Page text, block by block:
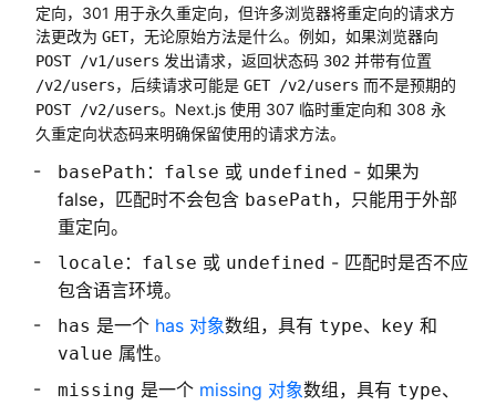
定向，301 用于永久重定向，但许多浏览器将重定向的请求方
法更改为 GET，无论原始方法是什么。例如，如果浏览器向
POST /v1/users 发出请求，返回状态码 302 并带有位置
/v2/users，后续请求可能是 GET /v2/users 而不是预期的
POST /v2/users。Next.js 使用 307 临时重定向和 308 永
久重定向状态码来明确保留使用的请求方法。
basePath ： false 或 undefined - 如果为
false，匹配时不会包含 basePath，只能用于外部
重定向。
locale ： false 或 undefined - 匹配时是否不应
包含语言环境。
has 是一个 has 对象数组，具有 type、 key 和
value 属性。
missing 是一个 missing 对象数组，具有 type、